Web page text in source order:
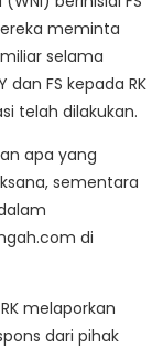
meminta
selama
FS kepada RK
telah dilakukan.
apa yang
sementara
di
melaporkan
dari pihak